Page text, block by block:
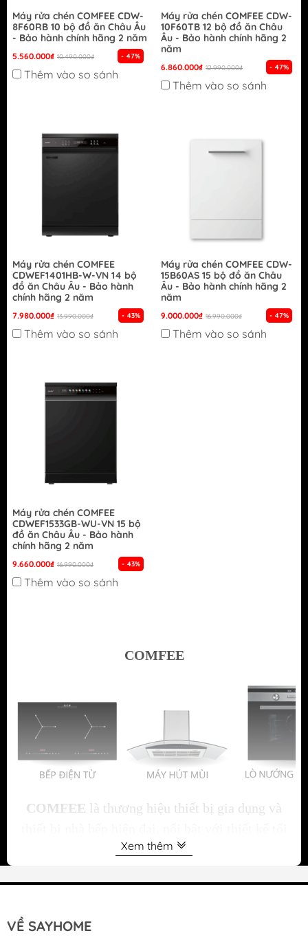
Máy rửa chén COMFEE CDW-
8F60RB 10 bộ đồ ăn Châu Âu
- Bảo hành chính hãng 2 năm
5.560.000₫ 10.490.000₫ - 47%
Thêm vào so sánh
Máy rửa chén COMFEE CDW-
10F60TB 12 bộ đồ ăn Châu
Âu - Bảo hành chính hãng 2
năm
6.860.000₫ 12.990.000₫ - 47%
Thêm vào so sánh
Máy rửa chén COMFEE
CDWEF1401HB-W-VN 14 bộ
đồ ăn Châu Âu - Bảo hành
chính hãng 2 năm
7.980.000₫ 13.990.000₫ - 43%
Thêm vào so sánh
Máy rửa chén COMFEE CDW-
15B60AS 15 bộ đồ ăn Châu
Âu - Bảo hành chính hãng 2
năm
9.000.000₫ 16.990.000₫ - 47%
Thêm vào so sánh
Máy rửa chén COMFEE
CDWEF1533GB-WU-VN 15 bộ
đồ ăn Châu Âu - Bảo hành
chính hãng 2 năm
9.660.000₫ 16.990.000₫ - 43%
Thêm vào so sánh
COMFEE
COMFEE là thương hiệu thiết bị gia dụng và
giản, công nghệ thông minh và chất lượng bền bỉ.
bếp.Danh mục các dòng sản phẩm thiết bị nhà bếp
Xem thêm
VỀ SAYHOME